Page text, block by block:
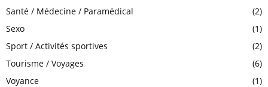
Santé / Médecine / Paramédical
(2)
Sexo
(1)
Sport / Activités sportives
(2)
Tourisme / Voyages
(6)
Voyance
(1)